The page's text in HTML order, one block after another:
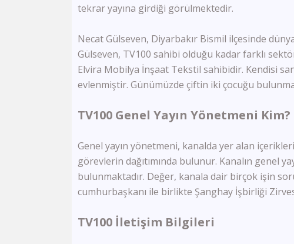
tekrar yayına girdiği görülmektedir.
Necat Gülseven, Diyarbakır Bismil ilçesinde
Gülseven, TV100 sahibi olduğu kadar farklı
Elvira Mobilya İnşaat Tekstil sahibidir. Kendisi
evlenmiştir. Günümüzde çiftin iki çocuğu
TV100 Genel Yayın Yönetmeni Kim?
Genel yayın yönetmeni, kanalda yer alan
görevlerin dağıtımında bulunur. Kanalın genel
bulunmaktadır. Değer, kanala dair birçok işin
cumhurbaşkanı ile birlikte Şanghay İşbirliği
TV100 İletişim Bilgileri